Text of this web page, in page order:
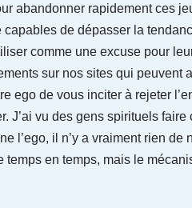
abandonner rapidement ces
de dépasser la
comme une excuse pour
sur nos sites qui peuvent
ego de vous inciter à rejeter
J’ai vu des gens spirituels faire
l’ego, il n’y a vraiment rien de
en temps, mais le